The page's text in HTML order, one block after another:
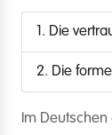
1. Die
2. Die
Im